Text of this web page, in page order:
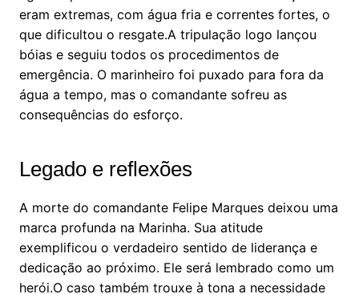
eram extremas, com água fria e correntes fortes, o
que dificultou o resgate.A tripulação logo lançou
bóias e seguiu todos os procedimentos de
emergência. O marinheiro foi puxado para fora da
água a tempo, mas o comandante sofreu as
consequências do esforço.
Legado e reflexões
A morte do comandante Felipe Marques deixou uma
marca profunda na Marinha. Sua atitude
exemplificou o verdadeiro sentido de liderança e
dedicação ao próximo. Ele será lembrado como um
herói.O caso também trouxe à tona a necessidade